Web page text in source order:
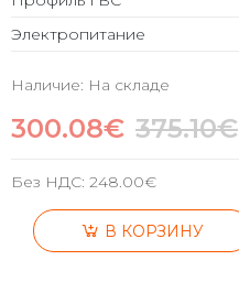
Электропитание
Наличие: На складе
300.08€ 375.10€
Без НДС: 248.00€
В КОРЗИНУ